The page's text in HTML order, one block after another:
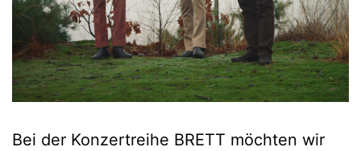
Bei der Konzertreihe BRETT möchten wir